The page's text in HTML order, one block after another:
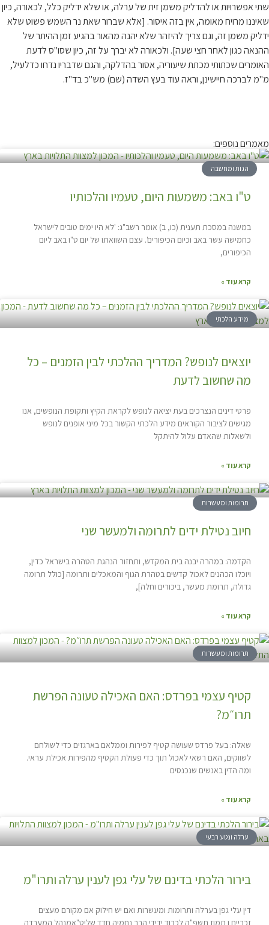
שתי אפשרויות או להדליק משמן זית של ערלה, או שלא ידליק כלל, לכאורה, כיון
שאיננו מרויח מאומה, אין בזה איסור. [אלא שברור שאת נר השמש פשוט שלא
ידליק משמן זה, וגם צריך להיזהר שלא יהנה מהאור בהגיע זמן ההיתר של
ההנאה כגון לאחר חצי שעה]. ולכאורה לא יברך על זה, כיון שסו"ס לדעת
האומרים שכתותי מכתת שיעוריה, אסור בהדלקה, והגם שדבריו נדחו כדלעיל,
מ"מ לברכה חיישינן, וראה עוד בעץ השדה (שם) מש"כ בד"ז.
מאמרים נוספים:
הגות ומחשבה
ט"ו באב: משמעות היום, טעמיו והלכותיו
במשנה במסכת תענית (כו, ב) אומר רשב"ג: 'לא היו ימים טובים לישראל
כחמישה עשר באב וכיום הכיפורים'. עצם השוואתו של יום ט"ו באב ליום
הכיפורים,
קרא עוד »
מידע הלכתי
יוצאים לנופש? המדריך ההלכתי לבין הזמנים – כל
מה שחשוב לדעת
פרטי דינים הנצרכים בעת יציאה לנופש לקראת הקיץ ותקופת הנופשים, אנו
מגישים לציבור הקוראים מידע הלכתי הקשור בכל מיני אופנים לנופש
ולשאלות שהאדם עלול להיתקל
קרא עוד »
תרומות ומעשרות
חיוב נטילת ידים לתרומה ולמעשר שני
הקדמה: במהרה יבנה בית המקדש, ותחזור הנהגת הטהרה בישראל כדין,
ויוכלו הכהנים לאכול קדשים בטהרת הגוף והמאכלים ותרומה [כולל תרומה
גדולה, תרומת מעשר, ביכורים וחלה],
קרא עוד »
תרומות ומעשרות
קטיף עצמי בפרדס: האם האכילה טעונה הפרשת
תרו״מ?
שאלה: בעל פרדס שעושה קטיף לפירות וממלאם בארגזים כדי לשולחם
לשווקים, האם רשאי לאכול תוך כדי פעולת הקטיף מהפירות אכילת עראי.
ומה הדין באנשים שנכנסים
קרא עוד »
ערלה ונטע רבעי
בירור הלכתי בדינם של עלי גפן לענין ערלה ותרו"מ
דין עלי גפן בערלה ותרומות ומעשרות ואם יש חילוק אם מקורם מעצים
זכריים ו תמוז תשפ"ה לכבוד ידידי הרב נחמיה חדד שליט"אמנהל המעבדה